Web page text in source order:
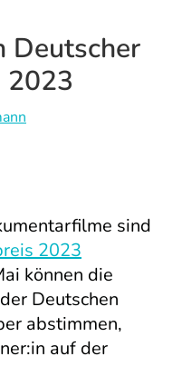
Deutscher
2023
sind
2023
können die
Deutschen
abstimmen,
auf der